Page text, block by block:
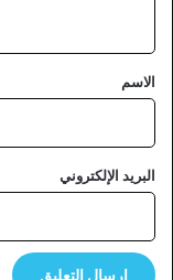
*
الاسم
البريد الإلكتروني